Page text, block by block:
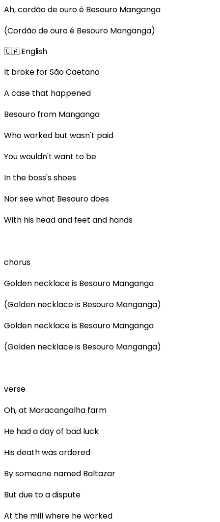
Ah, cordão de ouro é Besouro Manganga
(Cordão de ouro é Besouro Manganga)
🇨🇦English
It broke for São Caetano
A case that happened
Besouro from Manganga
Who worked but wasn't paid
You wouldn't want to be
In the boss's shoes
Nor see what Besouro does
With his head and feet and hands
chorus
Golden necklace is Besouro Manganga
(Golden necklace is Besouro Manganga)
Golden necklace is Besouro Manganga
(Golden necklace is Besouro Manganga)
verse
Oh, at Maracangalha farm
He had a day of bad luck
His death was ordered
By someone named Baltazar
But due to a dispute
At the mill where he worked